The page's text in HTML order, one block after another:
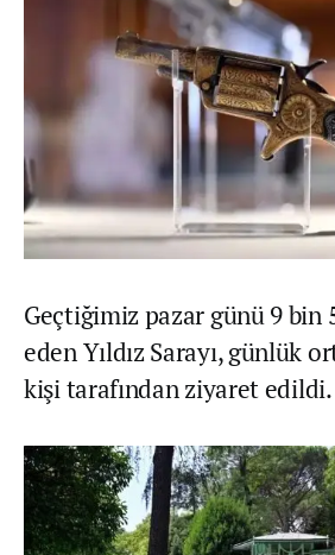
Geçtiğimiz pazar günü 9 bin
eden Yıldız Sarayı, günlük
kişi tarafından ziyaret edildi.